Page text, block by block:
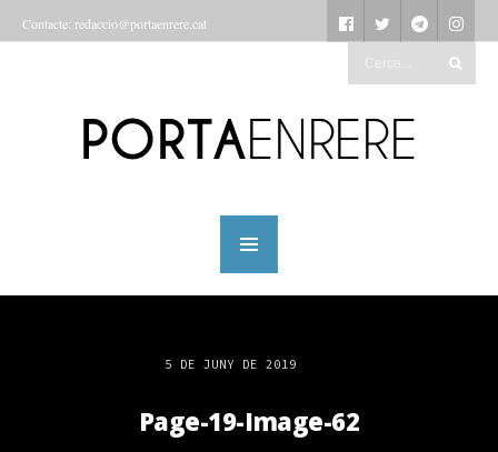
Contacte: redaccio@portaenrere.cat
5 DE JUNY DE 2019
Page-19-Image-62